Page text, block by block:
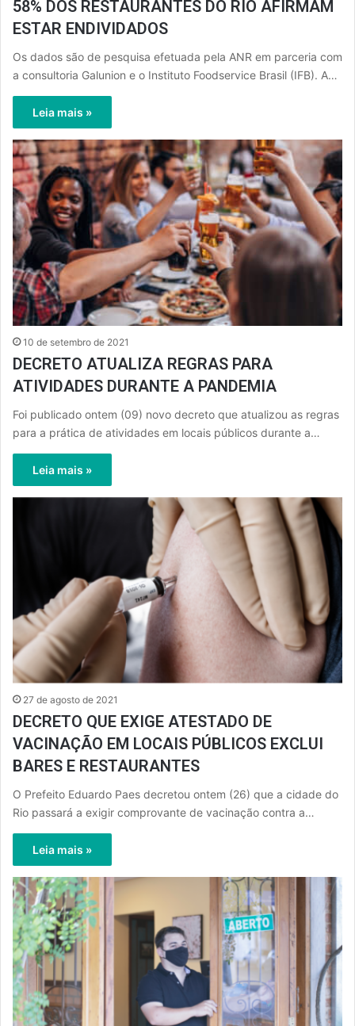
58% DOS RESTAURANTES DO RIO AFIRMAM
ESTAR ENDIVIDADOS
Os dados são de pesquisa efetuada pela ANR em parceria com
a consultoria Galunion e o Instituto Foodservice Brasil (IFB). A…
Leia mais »
10 de setembro de 2021
DECRETO ATUALIZA REGRAS PARA
ATIVIDADES DURANTE A PANDEMIA
Foi publicado ontem (09) novo decreto que atualizou as regras
para a prática de atividades em locais públicos durante a…
Leia mais »
27 de agosto de 2021
DECRETO QUE EXIGE ATESTADO DE
VACINAÇÃO EM LOCAIS PÚBLICOS EXCLUI
BARES E RESTAURANTES
O Prefeito Eduardo Paes decretou ontem (26) que a cidade do
Rio passará a exigir comprovante de vacinação contra a…
Leia mais »